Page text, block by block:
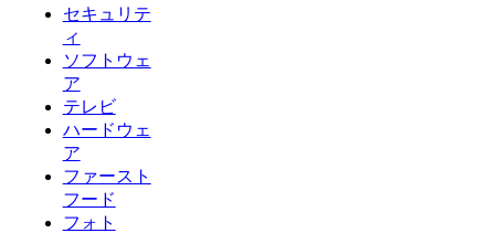
セキュリテ
ィ
ソフトウェ
ア
テレビ
ハードウェ
ア
ファースト
フード
フォト